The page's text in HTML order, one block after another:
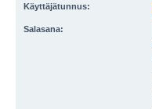
Käyttäjätunnus:
Salasana: